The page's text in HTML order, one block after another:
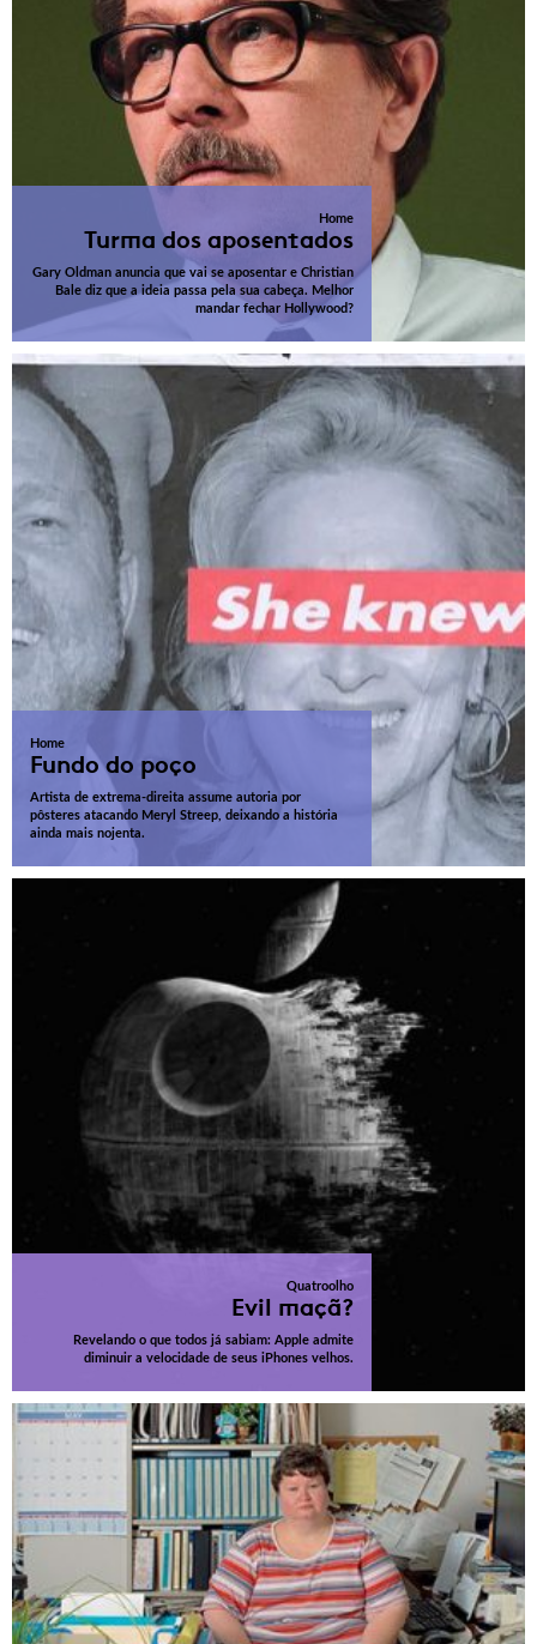
Home
Turma dos aposentados
Gary Oldman anuncia que vai se aposentar e Christian
Bale diz que a ideia passa pela sua cabeça. Melhor
mandar fechar Hollywood?
Home
Fundo do poço
Artista de extrema-direita assume autoria por
pôsteres atacando Meryl Streep, deixando a história
ainda mais nojenta.
Quatroolho
Evil maçã?
Revelando o que todos já sabiam: Apple admite
diminuir a velocidade de seus iPhones velhos.